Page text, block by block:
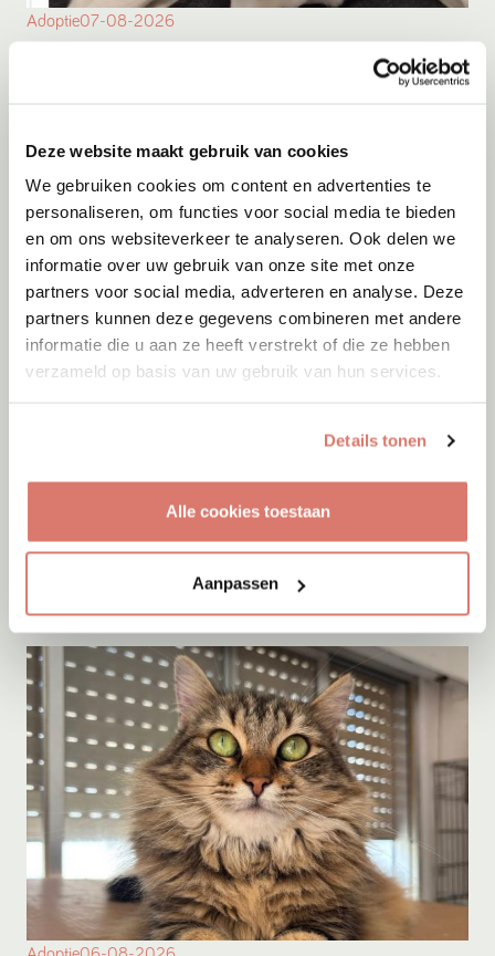
Deze website maakt gebruik van cookies
We gebruiken cookies om content en advertenties te
personaliseren, om functies voor social media te bieden
en om ons websiteverkeer te analyseren. Ook delen we
informatie over uw gebruik van onze site met onze
partners voor social media, adverteren en analyse. Deze
partners kunnen deze gegevens combineren met andere
informatie die u aan ze heeft verstrekt of die ze hebben
verzameld op basis van uw gebruik van hun services.
Details tonen
Alle cookies toestaan
Aanpassen
Adoptie07-08-2026
Adoptie06-08-2026
Cyprus